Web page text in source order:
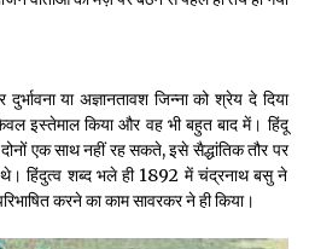
ago
में भाषाओं की भूमिका पर एक जरूरी दस्तावेज
ago
ज़रूरी कि किसको सत्ता में नहीं आना चाहिए
या अज्ञानतावश जिन्ना को श्रेय दे दिया
इस्तेमाल किया और वह भी बहुत बाद में। हिंदू
एक साथ नहीं रह सकते, इसे सैद्धांतिक तौर पर
हिंदुत्व शब्द भले ही 1892 में चंद्रनाथ बसु ने
करने का काम सावरकर ने ही किया।